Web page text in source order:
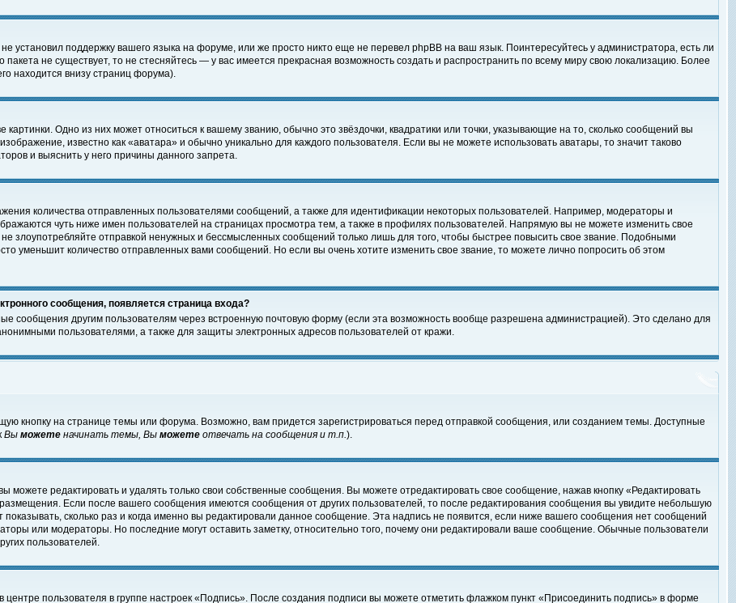
установил поддержку вашего языка на форуме, или же просто никто еще не перевел phpBB на ваш язык. Поинтересуйтесь у администратора, есть ли
пакета не существует, то не стесняйтесь — у вас имеется прекрасная возможность создать и распространить по всему миру свою локализацию. Более
находится внизу страниц форума).
Одно из них может относиться к вашему званию, обычно это звёздочки, квадратики или точки, указывающие на то, сколько сообщений вы
известно как «аватара» и обычно уникально для каждого пользователя. Если вы не можете использовать аватары, то значит таково
и выяснить у него причины данного запрета.
количества отправленных пользователями сообщений, а также для идентификации некоторых пользователей. Например, модераторы и
чуть ниже имен пользователей на страницах просмотра тем, а также в профилях пользователей. Напрямую вы не можете изменить свое
злоупотребляйте отправкой ненужных и бессмысленных сообщений только лишь для того, чтобы быстрее повысить свое звание. Подобными
уменьшит количество отправленных вами сообщений. Но если вы очень хотите изменить свое звание, то можете лично попросить об этом
сообщения, появляется страница входа?
сообщения другим пользователям через встроенную почтовую форму (если эта возможность вообще разрешена администрацией). Это сделано для
пользователями, а также для защиты электронных адресов пользователей от кражи.
кнопку на странице темы или форума. Возможно, вам придется зарегистрироваться перед отправкой сообщения, или созданием темы. Доступные
Вы можете начинать темы, Вы можете отвечать на сообщения и т.п.).
редактировать и удалять только свои собственные сообщения. Вы можете отредактировать свое сообщение, нажав кнопку «Редактировать
Если после вашего сообщения имеются сообщения от других пользователей, то после редактирования сообщения вы увидите небольшую
сколько раз и когда именно вы редактировали данное сообщение. Эта надпись не появится, если ниже вашего сообщения нет сообщений
или модераторы. Но последние могут оставить заметку, относительно того, почему они редактировали ваше сообщение. Обычные пользователи
пользователей.
пользователя в группе настроек «Подпись». После создания подписи вы можете отметить флажком пункт «Присоединить подпись» в форме